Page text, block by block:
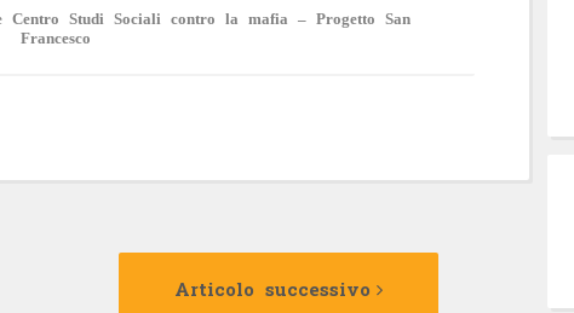
Studi Sociali contro la mafia – Progetto San
Francesco
Articolo successivo
Articolo